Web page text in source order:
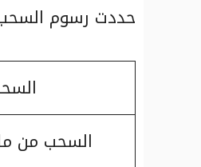
حددت رسوم السحب
السحب من